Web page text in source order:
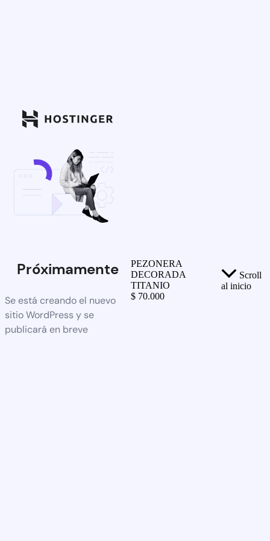
Próximamente
Se está creando el nuevo
sitio WordPress y se
publicará en breve
PEZONERA
DECORADA
TITANIO
$70.000
Scroll
al inicio